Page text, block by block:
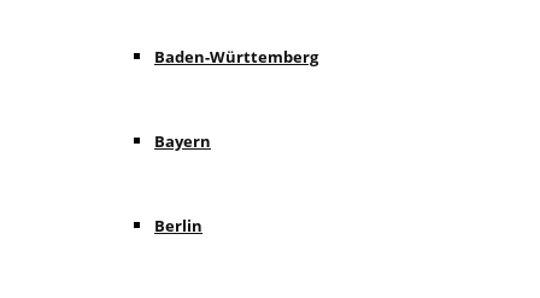
Baden-Württemberg
Bayern
Berlin